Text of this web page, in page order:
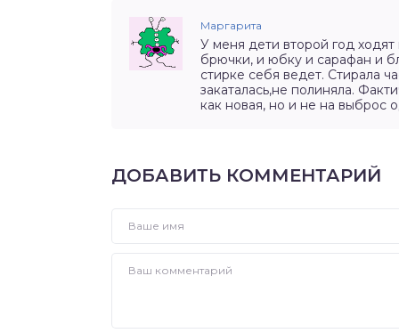
Маргарита
У меня дети второй год
брючки, и юбку и сарафан и
стирке себя ведет. Стирала
закаталась,не полиняла.
как новая, но и не на выброс
ДОБАВИТЬ КОММЕНТАРИЙ